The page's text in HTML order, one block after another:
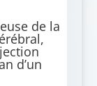
de la
d’un